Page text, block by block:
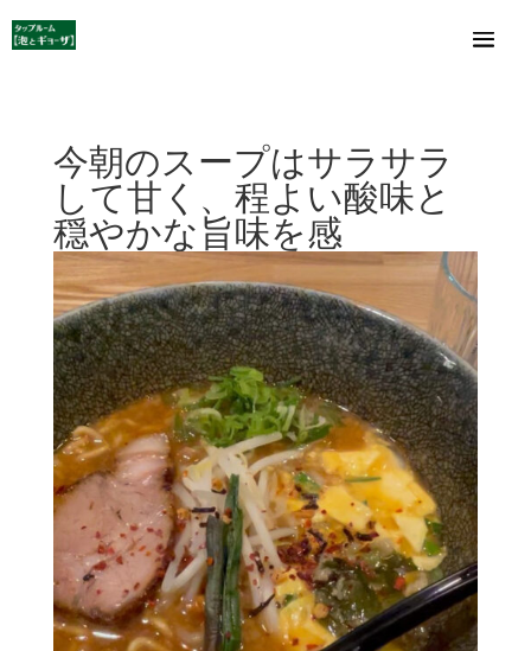
今朝のスープはサラサラ
して甘く、程よい酸味と
穏やかな旨味を感